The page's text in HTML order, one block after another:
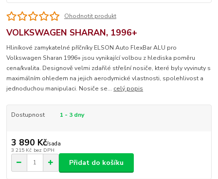
Ohodnotit produkt
VOLKSWAGEN SHARAN, 1996+
Hliníkové zamykatelné příčníky ELSON Auto FlexBar ALU pro
Volkswagen Sharan 1996+ jsou vynikající volbou z hlediska poměru
cena/kvalita. Designově velmi zdařilé střešní nosiče, které byly vyvinuty s
maximálním ohledem na jejich aerodymické vlastnosti, spolehlivost a
jednoduchou manipulaci. Nosiče se... celý popis
Dostupnost 1 - 3 dny
3 890 Kč/sada
3 215 Kč bez DPH
Přidat do košíku